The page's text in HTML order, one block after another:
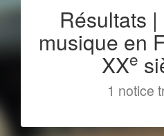
Résultats
musique en
XXe
1 notice